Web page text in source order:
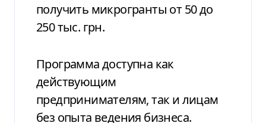
получить микрогранты от 50 до
250 тыс. грн.
Программа доступна как
действующим
предпринимателям, так и лицам
без опыта ведения бизнеса.